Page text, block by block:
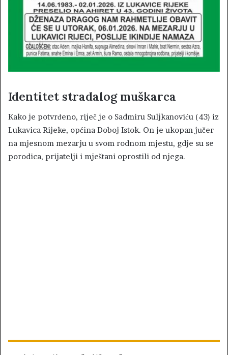
Identitet stradalog muškarca
Kako je potvrđeno, riječ je o Sadmiru Suljkanoviću (43) iz
Lukavica Rijeke, općina Doboj Istok. On je ukopan jučer
na mjesnom mezarju u svom rodnom mjestu, gdje su se
porodica, prijatelji i mještani oprostili od njega.